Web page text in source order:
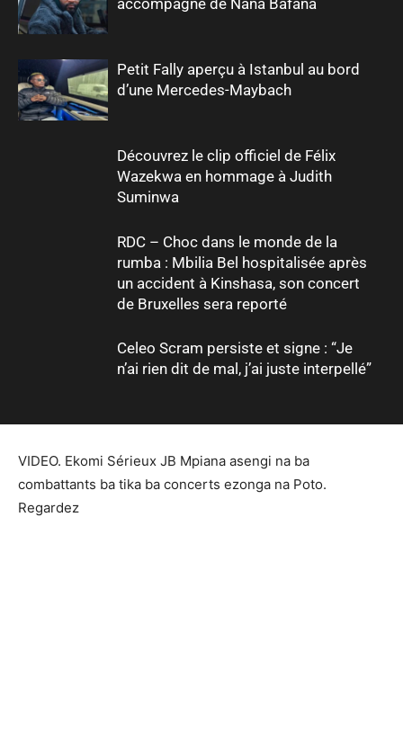
Petit Fally aperçu à Istanbul au bord
d’une Mercedes-Maybach
Découvrez le clip officiel de Félix
Wazekwa en hommage à Judith
Suminwa
RDC – Choc dans le monde de la
rumba : Mbilia Bel hospitalisée après
un accident à Kinshasa, son concert
de Bruxelles sera reporté
Celeo Scram persiste et signe : “Je
n’ai rien dit de mal, j’ai juste interpellé”
VIDEO. Ekomi Sérieux JB Mpiana asengi na ba
combattants ba tika ba concerts ezonga na Poto.
Regardez